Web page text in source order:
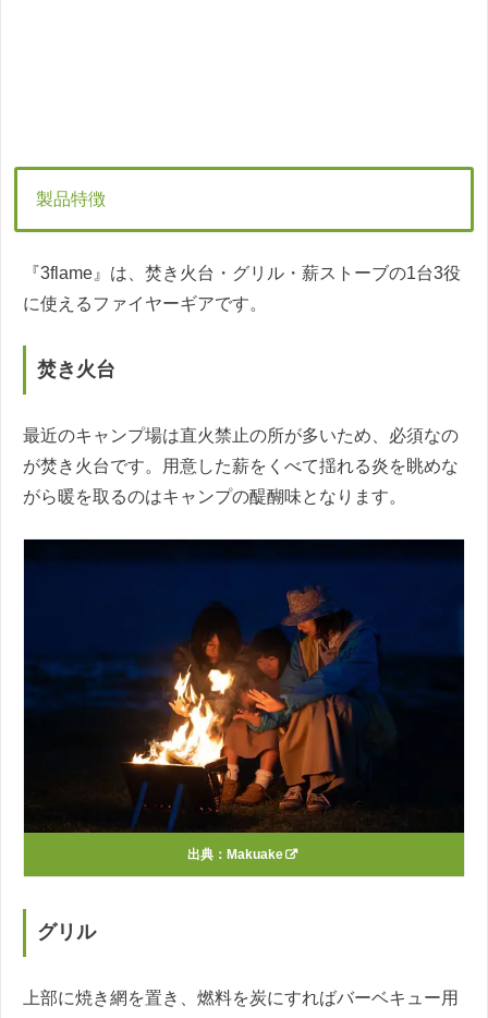
製品特徴
『3flame』は、焚き火台・グリル・薪ストーブの1台3役
に使えるファイヤーギアです。
焚き火台
最近のキャンプ場は直火禁止の所が多いため、必須なの
が焚き火台です。用意した薪をくべて揺れる炎を眺めな
がら暖を取るのはキャンプの醍醐味となります。
出典： Makuake
グリル
上部に焼き網を置き、燃料を炭にすればバーベキュー用